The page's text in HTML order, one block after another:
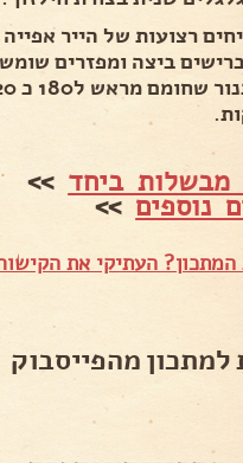
רצועות של הייר
ביצה ומפזרים
מבשלות ביחד >>
נוספים>>
העתיקי את
למתכון מהפייסבוק